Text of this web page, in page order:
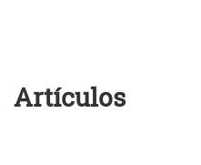
Artículos